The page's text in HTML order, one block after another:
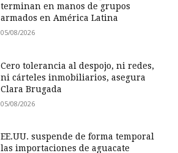
terminan en manos de grupos
armados en América Latina
05/08/2026
Cero tolerancia al despojo, ni redes,
ni cárteles inmobiliarios, asegura
Clara Brugada
05/08/2026
EE.UU. suspende de forma temporal
las importaciones de aguacate